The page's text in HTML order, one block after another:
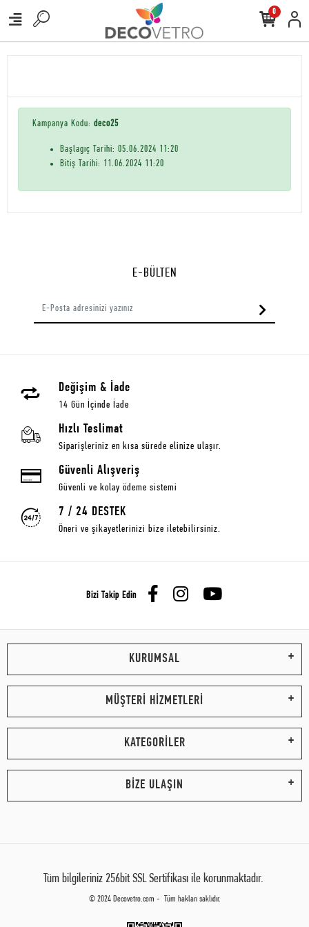
0
Kampanya Kodu: deco25
Başlagıç Tarihi: 05.06.2024 11:20
Bitiş Tarihi: 11.06.2024 11:20
E-BÜLTEN
Değişim & İade
14 Gün İçinde İade
Hızlı Teslimat
Siparişleriniz en kısa sürede elinize ulaşır.
Güvenli Alışveriş
Güvenli ve kolay ödeme sistemi
7 / 24 DESTEK
Öneri ve şikayetlerinizi bize iletebilirsiniz.
Bizi Takip Edin
KURUMSAL
MÜŞTERİ HİZMETLERİ
KATEGORİLER
BİZE ULAŞIN
Tüm bilgileriniz 256bit SSL Sertifikası ile korunmaktadır.
© 2024 Decovetro.com - Tüm hakları saklıdır.